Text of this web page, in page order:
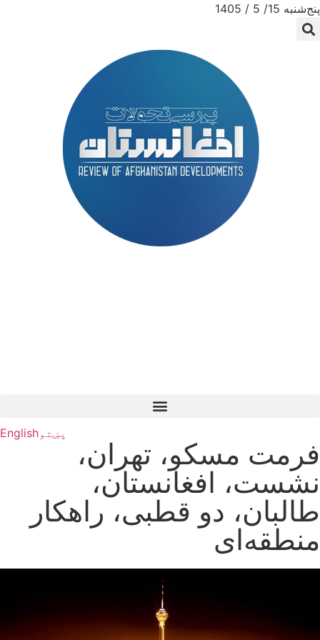
پنج‌شنبه 15/ 5 / 1405
پښتوEnglish
فرمت مسکو، تهران،
نشست، افغانستان،
طالبان، دو قطبی، راهکار
منطقه‌ای